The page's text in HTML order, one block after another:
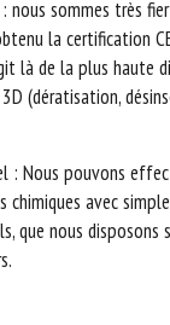
sommes très fier
la certification
là de la plus haute
(dératisation,
: Nous pouvons
chimiques avec
que nous disposons